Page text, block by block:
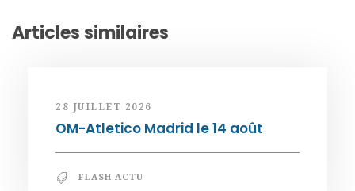
Articles similaires
28 JUILLET 2026
OM-Atletico Madrid le 14 août
FLASH ACTU